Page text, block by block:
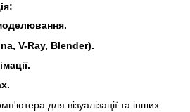
V-Ray, Blender).
для візуалізації та інших